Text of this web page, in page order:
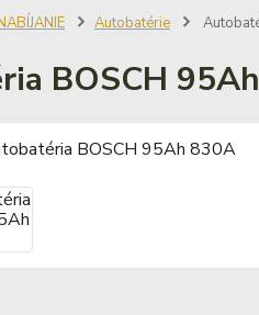
Autobatérie
BOSCH